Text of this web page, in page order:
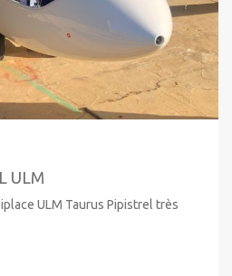
ULM
ULM Taurus Pipistrel très